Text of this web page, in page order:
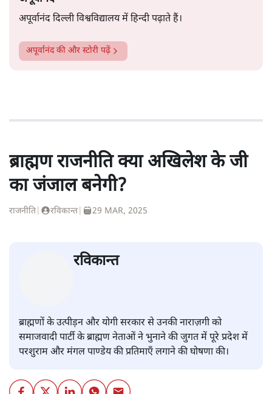
अपूर्वानंद दिल्ली विश्वविद्यालय में हिन्दी पढ़ाते हैं।
अपूर्वानंदकी और स्टोरी पढ़ें
ब्राह्मण राजनीति क्या अखिलेश के जी
का जंजाल बनेगी?
राजनीति रविकान्त 29 MAR, 2025